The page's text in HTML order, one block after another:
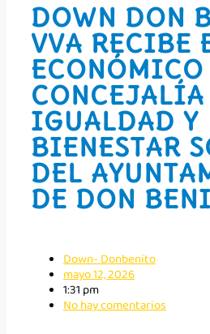
DOWN DON
VVA RECIBE
CONCEJALÍA
IGUALDAD Y
BIENESTAR
DEL
DE DON
Down- Donbenito
mayo 12, 2026
1:31 pm
No hay comentarios